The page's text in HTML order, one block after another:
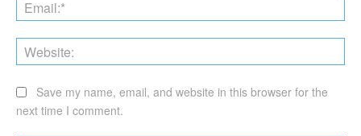
Save my name, email, and website in this browser for the
next time I comment.